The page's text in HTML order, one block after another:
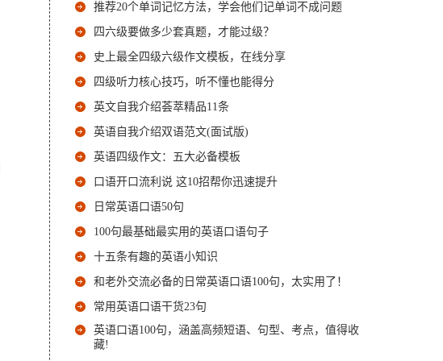
推荐20个单词记忆方法，学会他们记单词不成问题
四六级要做多少套真题，才能过级？
史上最全四级六级作文模板，在线分享
四级听力核心技巧，听不懂也能得分
英文自我介绍荟萃精品11条
英语自我介绍双语范文(面试版)
英语四级作文：五大必备模板
口语开口流利说 这10招帮你迅速提升
日常英语口语50句
100句最基础最实用的英语口语句子
十五条有趣的英语小知识
和老外交流必备的日常英语口语100句，太实用了！
常用英语口语干货23句
英语口语100句，涵盖高频短语、句型、考点，值得收
藏!